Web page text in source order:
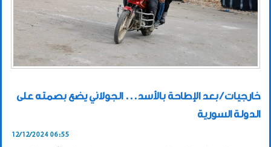
خارجيات / بعد الإطاحة بالأسد... الجولاني يضع بصمته على
الدولة السورية
12/12/2024 06:55